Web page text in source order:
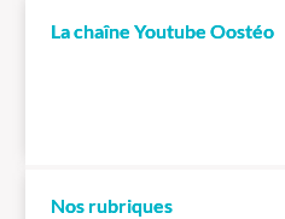
La chaîne Youtube Oostéo
Nos rubriques